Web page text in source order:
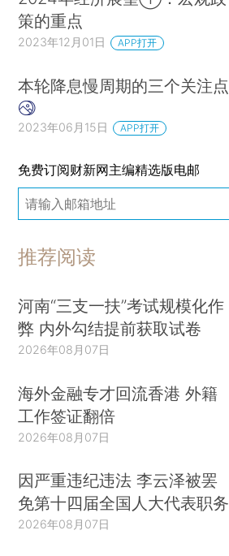
策的重点
2023年12月01日 APP打开
本轮降息慢周期的三个关注点
2023年06月15日 APP打开
免费订阅财新网主编精选版电邮
推荐阅读
河南“三支一扶”考试规模化作
弊 内外勾结提前获取试卷
2026年08月07日
海外金融专才回流香港 外籍
工作签证翻倍
2026年08月07日
因严重违纪违法 李云泽被罢
免第十四届全国人大代表职务
2026年08月07日